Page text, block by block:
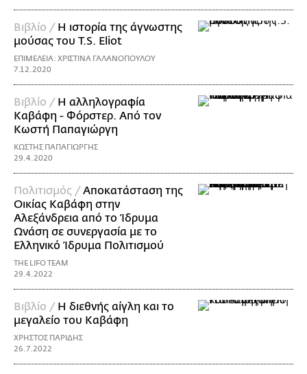
Βιβλίο / Η ιστορία της άγνωστης
μούσας του T.S. Eliot
ΕΠΙΜΕΛΕΙΑ: ΧΡΙΣΤΙΝΑ ΓΑΛΑΝΟΠΟΥΛΟΥ
7.12.2020
Βιβλίο / Η αλληλογραφία
Καβάφη - Φόρστερ. Από τον
Κωστή Παπαγιώργη
ΚΩΣΤΗΣ ΠΑΠΑΓΙΩΡΓΗΣ
29.4.2020
Πολιτισμός /Aποκατάσταση της
Οικίας Καβάφη στην
Αλεξάνδρεια από το Ίδρυμα
Ωνάση σε συνεργασία με το
Ελληνικό Ίδρυμα Πολιτισμού
THE LIFO TEAM
29.4.2022
Βιβλίο / Η διεθνής αίγλη και το
μεγαλείο του Καβάφη
ΧΡΗΣΤΟΣ ΠΑΡΙΔΗΣ
26.7.2022